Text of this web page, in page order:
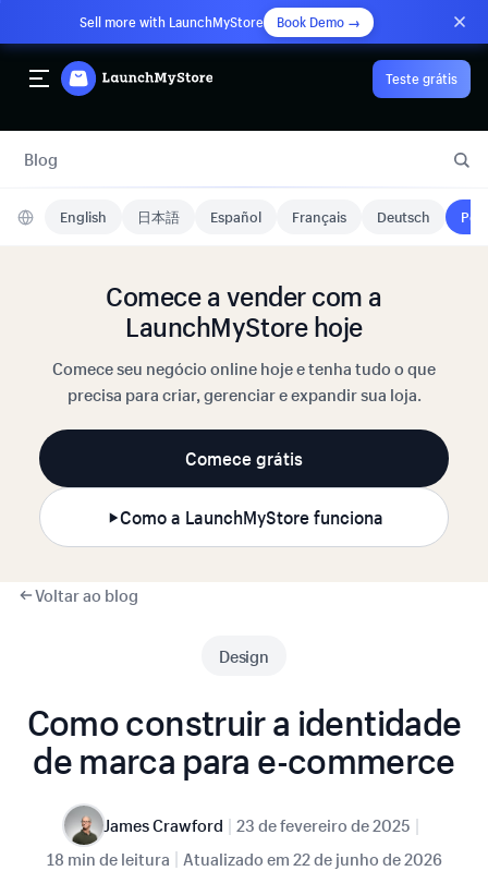
Sell more with LaunchMyStore Book Demo →
Teste grátis
Blog
English 日本語 Español Français Deutsch
Comece a vender com a
LaunchMyStore hoje
Comece seu negócio online hoje e tenha tudo o que
precisa para criar, gerenciar e expandir sua loja.
Comece grátis
Como a LaunchMyStore funciona
Voltar ao blog
Design
Como construir a identidade
de marca para e-commerce
James Crawford | 23 de fevereiro de 2025 |
18 min de leitura | Atualizado em 22 de junho de 2026